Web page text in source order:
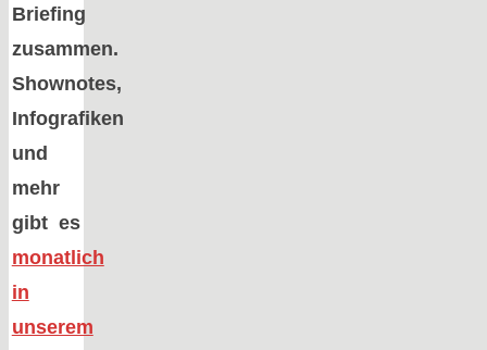
Briefing
zusammen.
Shownotes,
Infografiken
und
mehr
gibt es
monatlich
in
unserem